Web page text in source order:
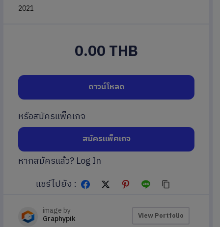
2021
0.00 THB
ดาวน์โหลด
หรือสมัครแพ็คเกจ
สมัครแพ็คเกจ
หากสมัครแล้ว? Log In
แชร์ไปยัง :
image by
Graphypik View Portfolio